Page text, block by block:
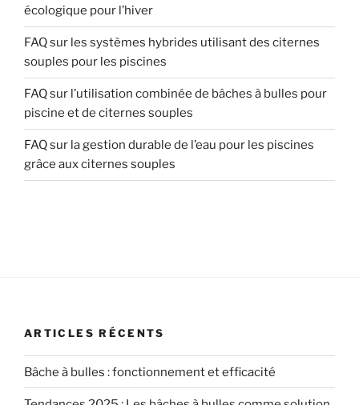
écologique pour l’hiver
FAQ sur les systèmes hybrides utilisant des citernes
souples pour les piscines
FAQ sur l’utilisation combinée de bâches à bulles pour
piscine et de citernes souples
FAQ sur la gestion durable de l’eau pour les piscines
grâce aux citernes souples
ARTICLES RÉCENTS
Bâche à bulles : fonctionnement et efficacité